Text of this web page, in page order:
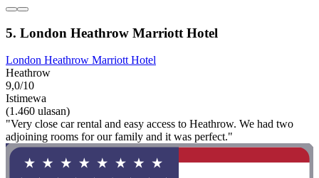
5. London Heathrow Marriott Hotel
London Heathrow Marriott Hotel
Heathrow
9,0/10
Istimewa
(1.460 ulasan)
"Very close car rental and easy access to Heathrow. We had two
adjoining rooms for our family and it was perfect."